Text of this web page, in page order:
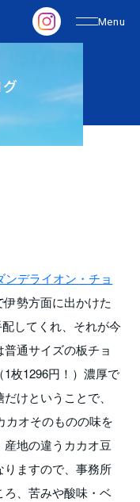
グ
ンデライオン・チョ
伊勢方面に出かけた
してくれ、それが今
通サイズの板チョ
枚1296円！）濃厚で
けということで、
カオそのものの味を
地の違うカカオ豆
ますので、事務所
、苦みや酸味・ベ